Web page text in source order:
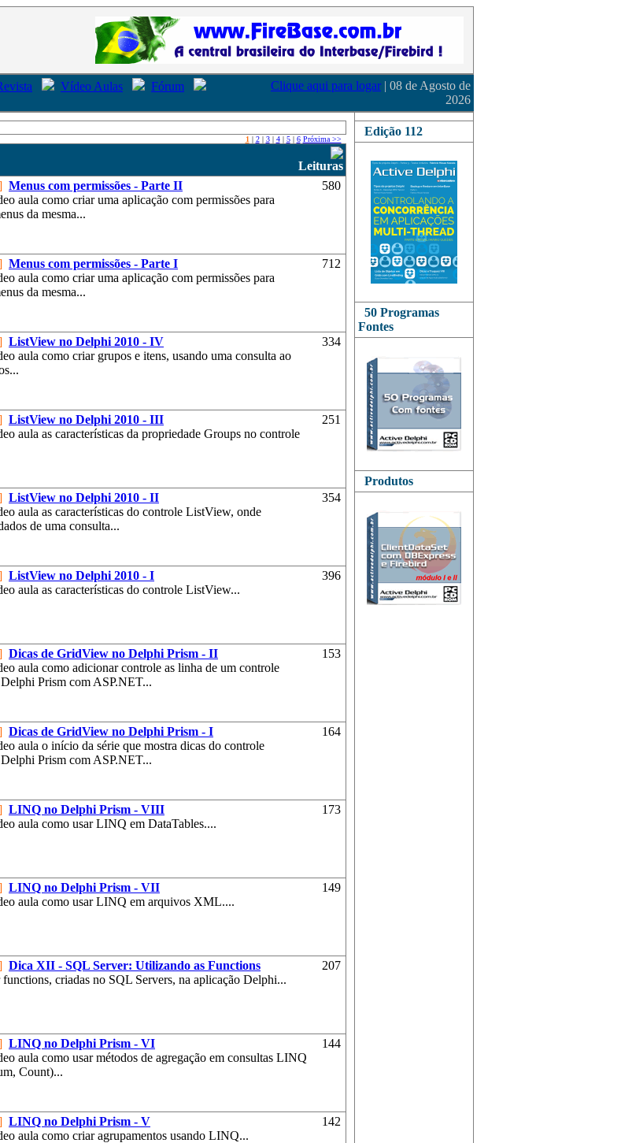
Vídeo Aulas
Fórum
Clique aqui para logar | 08 de Agosto de
2026
1 | 2| 3| 4| 5| 6 Próxima >>
Leituras
Menus com permissões - Parte II
aula como criar uma aplicação com permissões para
da mesma...
580
Menus com permissões - Parte I
aula como criar uma aplicação com permissões para
da mesma...
712
ListView no Delphi 2010 - IV
aula como criar grupos e itens, usando uma consulta ao
334
ListView no Delphi 2010 - III
aula as características da propriedade Groups no controle
251
ListView no Delphi 2010 - II
aula as características do controle ListView, onde
de uma consulta...
354
ListView no Delphi 2010 - I
aula as características do controle ListView...
396
Dicas de GridView no Delphi Prism - II
aula como adicionar controle as linha de um controle
Prism com ASP.NET...
153
Dicas de GridView no Delphi Prism - I
aula o início da série que mostra dicas do controle
Prism com ASP.NET...
164
LINQ no Delphi Prism - VIII
aula como usar LINQ em DataTables....
173
LINQ no Delphi Prism - VII
aula como usar LINQ em arquivos XML....
149
Dica XII - SQL Server: Utilizando as Functions
criadas no SQL Servers, na aplicação Delphi...
207
LINQ no Delphi Prism - VI
aula como usar métodos de agregação em consultas LINQ
Count)...
144
LINQ no Delphi Prism - V
aula como criar agrupamentos usando LINQ...
142
Edição 112
50 Programas
Fontes
Produtos